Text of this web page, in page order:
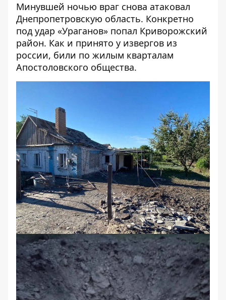
Минувшей ночью враг снова атаковал
Днепропетровскую область. Конкретно
под удар «Ураганов» попал Криворожский
район. Как и принято у извергов из
россии, били по жилым кварталам
Апостоловского общества.